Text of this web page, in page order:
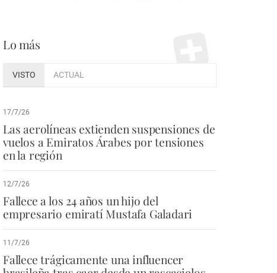
Lo más
VISTO ACTUAL
17/7/26
Las aerolíneas extienden suspensiones de
vuelos a Emiratos Árabes por tensiones
en la región
12/7/26
Fallece a los 24 años un hijo del
empresario emiratí Mustafa Galadari
11/7/26
Fallece trágicamente una influencer